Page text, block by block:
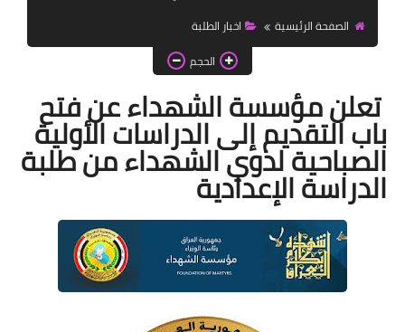
الاخبار العامة
الصفحة الرئيسية
اخبار الطلبة
الحجم
تعلن مؤسسة الشهداء عن فتح
باب التقديم إلى الدراسات الأولية
الصباحية لذوي الشهداء من طلبة
الدراسة الإعدادية